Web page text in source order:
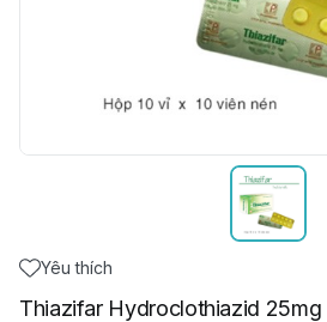
Yêu thích
Thiazifar Hydroclothiazid 25mg